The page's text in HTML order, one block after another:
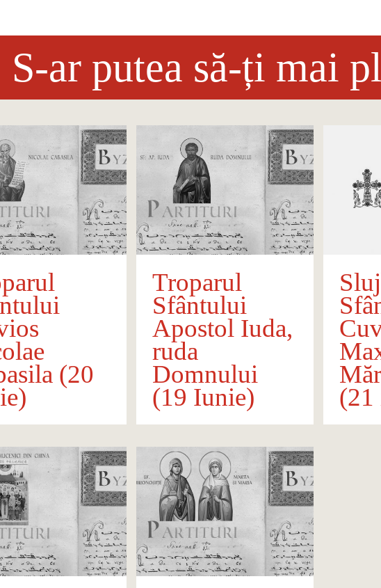
S-ar putea să-ți mai
(20
Troparul
Sfântului
Apostol Iuda,
ruda
Domnului
(19 Iunie)
(21